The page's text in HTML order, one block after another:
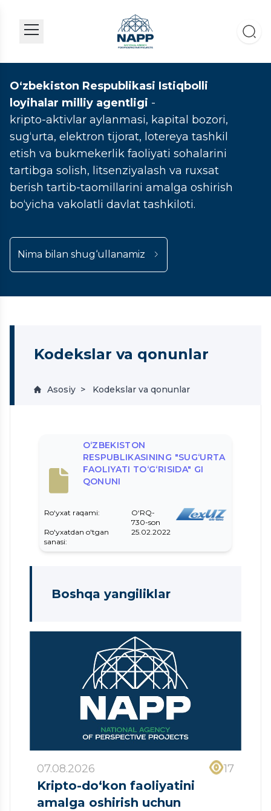
O‘zbekiston Respublikasi Istiqbolli
loyihalar milliy agentligi -
kripto-aktivlar aylanmasi, kapital bozori,
sug‘urta, elektron tijorat, lotereya tashkil
etish va bukmekerlik faoliyati sohalarini
tartibga solish, litsenziyalash va ruxsat
berish tartib-taomillarini amalga oshirish
bo‘yicha vakolatli davlat tashkiloti.
Nima bilan shug‘ullanamiz
Kodekslar va qonunlar
Asosiy Kodekslar va qonunlar
O‘ZBEKISTON
RESPUBLIKASINING "SUG‘URTA
FAOLIYATI TO‘G‘RISIDA" GI
QONUNI
Ro‘yxat raqami:
O‘RQ-
730-son
Ro'yxatdan o'tgan
sanasi:
25.02.2022
Boshqa yangiliklar
07.08.2026 17
Kripto-do‘kon faoliyatini
amalga oshirish uchun